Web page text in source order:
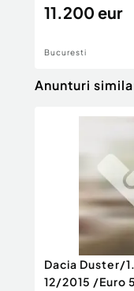
11.200 eur
Bucuresti
Anunturi
Dacia Duster/
12/2015 /Euro